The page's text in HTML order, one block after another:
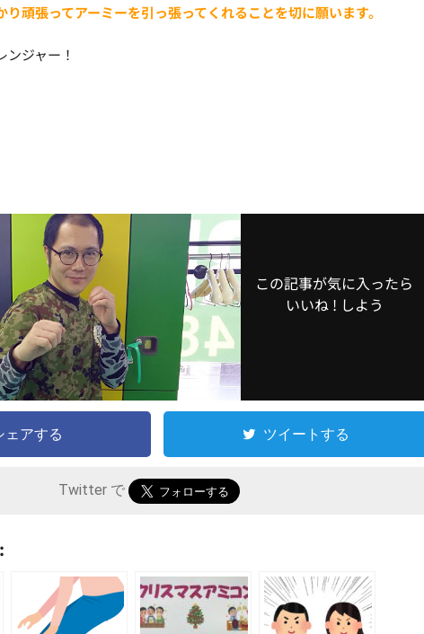
り頑張ってアーミーを引っ張ってくれることを切に願います。
ジャー！
この記事が気に入ったら
いいね ! しよう
ェアする ツイートする
Twitter で